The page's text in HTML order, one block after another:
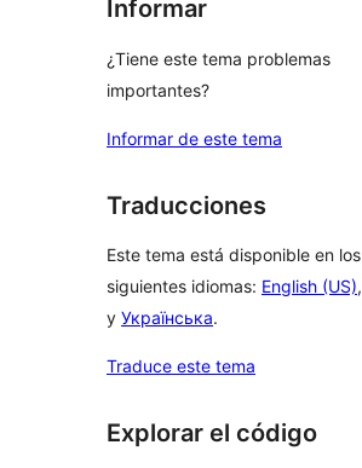
Informar
¿Tiene este tema problemas
importantes?
Informar de este tema
Traducciones
Este tema está disponible en los
siguientes idiomas: English (US),
y Українська.
Traduce este tema
Explorar el código